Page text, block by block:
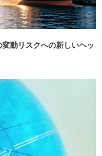
動リスクへの新しいヘッ